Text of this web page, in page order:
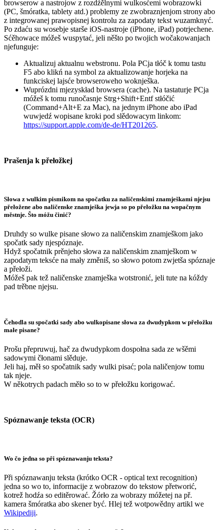
browserow a nastrojow z rozdźělnymi wulkosćemi wobrazowki
(PC, šmóratka, tablety atd.) problemy ze zwobraznjenjom strony abo
z integrowanej prawopisnej kontrolu za zapodaty tekst wuzamknyć.
Po zdaću su wosebje starše iOS-nastroje (iPhone, iPad) potrjechene.
Sćěhowace móžeš wuspytać, jeli něšto po twojich wočakowanjach
njefunguje:
Aktualizuj aktualnu webstronu. Pola PCja tłóč k tomu tastu
F5 abo klikń na symbol za aktualizowanje horjeka na
funkciskej lajsće browseroweho woknješka.
Wuprózdni mjezyskład browsera (cache). Na tastaturje PCja
móžeš k tomu runočasnje Strg+Shift+Entf stłóčić
(Command+Alt+E za Mac), na jednym iPhone abo iPad
wuwjedź wopisane kroki pod slědowacym linkom:
https://support.apple.com/de-de/HT201265.
Prašenja k přełožkej
Słowa z wulkim pismikom na spočatku za naličenskimi znamješkami njejsu
přełožene abo naličenske znamješka jewja so po přełožku na wopačnym
městnje. Što móžu činić?
Druhdy so wulke pisane słowo za naličenskim znamješkom jako
spočatk sady njespóznaje.
Hdyž spočatnik prěnjeho słowa za naličenskim znamješkom w
zapodatym teksće na mały změniš, so słowo potom zwjetša spóznaje
a přełoži.
Móžeš pak tež naličenske znamješka wotstronić, jeli tute na kóždy
pad trěbne njejsu.
Čehodla su spočatki sady abo wulkopisane słowa za dwudypkom w přełožku
małe pisane?
Prošu přepruwuj, hač za dwudypkom dospołna sada ze wšěmi
sadowymi čłonami slěduje.
Jeli haj, měł so spočatnik sady wulki pisać; pola naličenjow tomu
tak njeje.
W někotrych padach měło so to w přełožku korigować.
Spóznawanje teksta (OCR)
Wo čo jedna so při spóznawanju teksta?
Při spóznawanju teksta (krótko OCR - optical text recognition)
jedna so wo to, informacije z wobrazow do tekstow přetworić,
kotrež hodźa so editěrować. Žórło za wobrazy móžetej na př.
kamera šmóratka abo skener być. Hlej tež wotpowědny artikl we
Wikipediji.